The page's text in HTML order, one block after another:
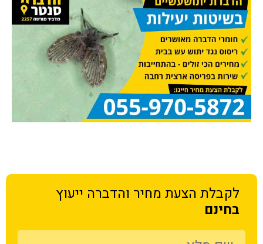
לקבלת הצעת מחיר והדברה ייעוץ
בחינם